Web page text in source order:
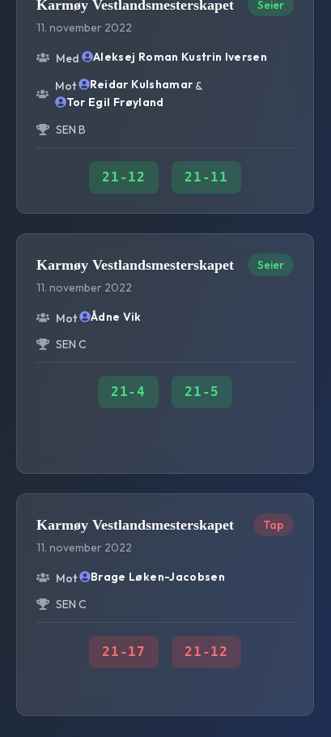
Karmøy Vestlandsmesterskapet
11. november 2022
Seier
Med
Aleksej Roman Kustrin Iversen
Mot
Reidar Kulshamar &
Tor Egil Frøyland
SEN B
21 -12 21 -11
Karmøy Vestlandsmesterskapet
11. november 2022
Seier
Mot
Ådne Vik
SEN C
21-4 21 -5
Karmøy Vestlandsmesterskapet
11. november 2022
Tap
Mot
Brage Løken-Jacobsen
SEN C
21 -17 21 -12